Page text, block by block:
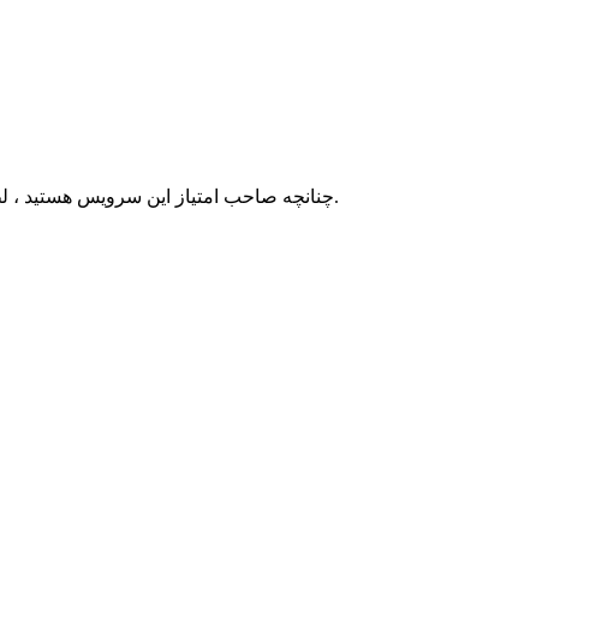
چنانچه صاحب امتیاز این سرویس هستید ،با شرکت سرورپارس تماس حاصل نمایید.